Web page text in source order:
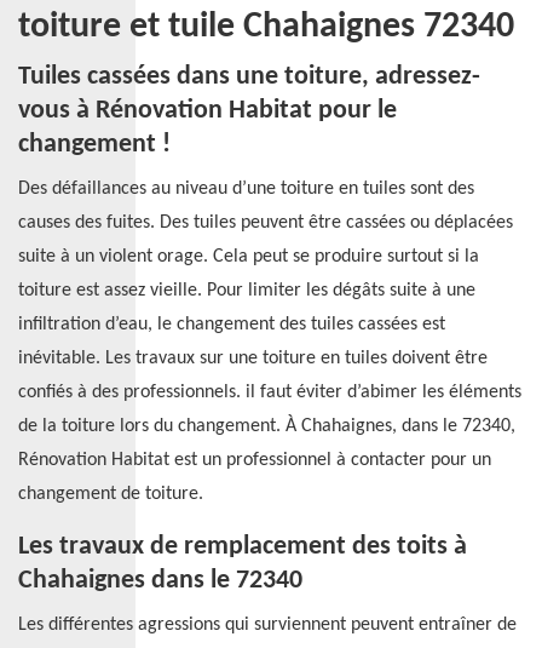
toiture et tuile Chahaignes 72340
Tuiles cassées dans une toiture, adressez-
vous à Rénovation Habitat pour le
changement !
Des défaillances au niveau d’une toiture en tuiles sont des
causes des fuites. Des tuiles peuvent être cassées ou déplacées
suite à un violent orage. Cela peut se produire surtout si la
toiture est assez vieille. Pour limiter les dégâts suite à une
infiltration d’eau, le changement des tuiles cassées est
inévitable. Les travaux sur une toiture en tuiles doivent être
confiés à des professionnels. il faut éviter d’abimer les éléments
de la toiture lors du changement. À Chahaignes, dans le 72340,
Rénovation Habitat est un professionnel à contacter pour un
changement de toiture.
Les travaux de remplacement des toits à
Chahaignes dans le 72340
Les différentes agressions qui surviennent peuvent entraîner de